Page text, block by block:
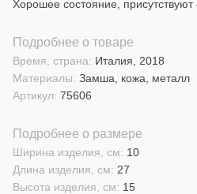
Хорошее состояние, присутствуют
Подробнее о товаре
Материалы: Замша, кожа, металл
Время, страна: Италия, 2018
Артикул: 75606
Подробнее о размере
Высота изделия, см: 15
Длина изделия, см: 27
Ширина изделия, см: 10